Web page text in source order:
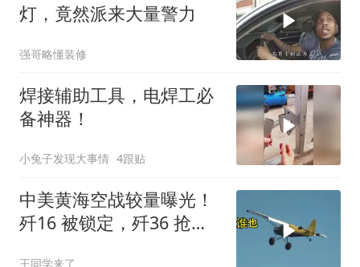
灯，竟然派来大量警力
强哥略懂装修
焊接辅助工具，电焊工必
备神器！
小兔子发现大事情 4跟贴
中美黄海空战较量曝光！
歼16 被锁定，歼36 抢先
王同学来了